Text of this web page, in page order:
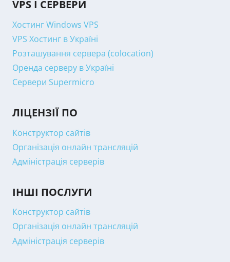
VPS І СЕРВЕРИ
Хостинг Windows VPS
VPS Хостинг в Україні
Розташування сервера (colocation)
Оренда серверу в Україні
Сервери Supermicro
ЛІЦЕНЗІЇ ПО
Конструктор сайтів
Організація онлайн трансляцій
Адміністрація серверів
ІНШІ ПОСЛУГИ
Конструктор сайтів
Організація онлайн трансляцій
Адміністрація серверів